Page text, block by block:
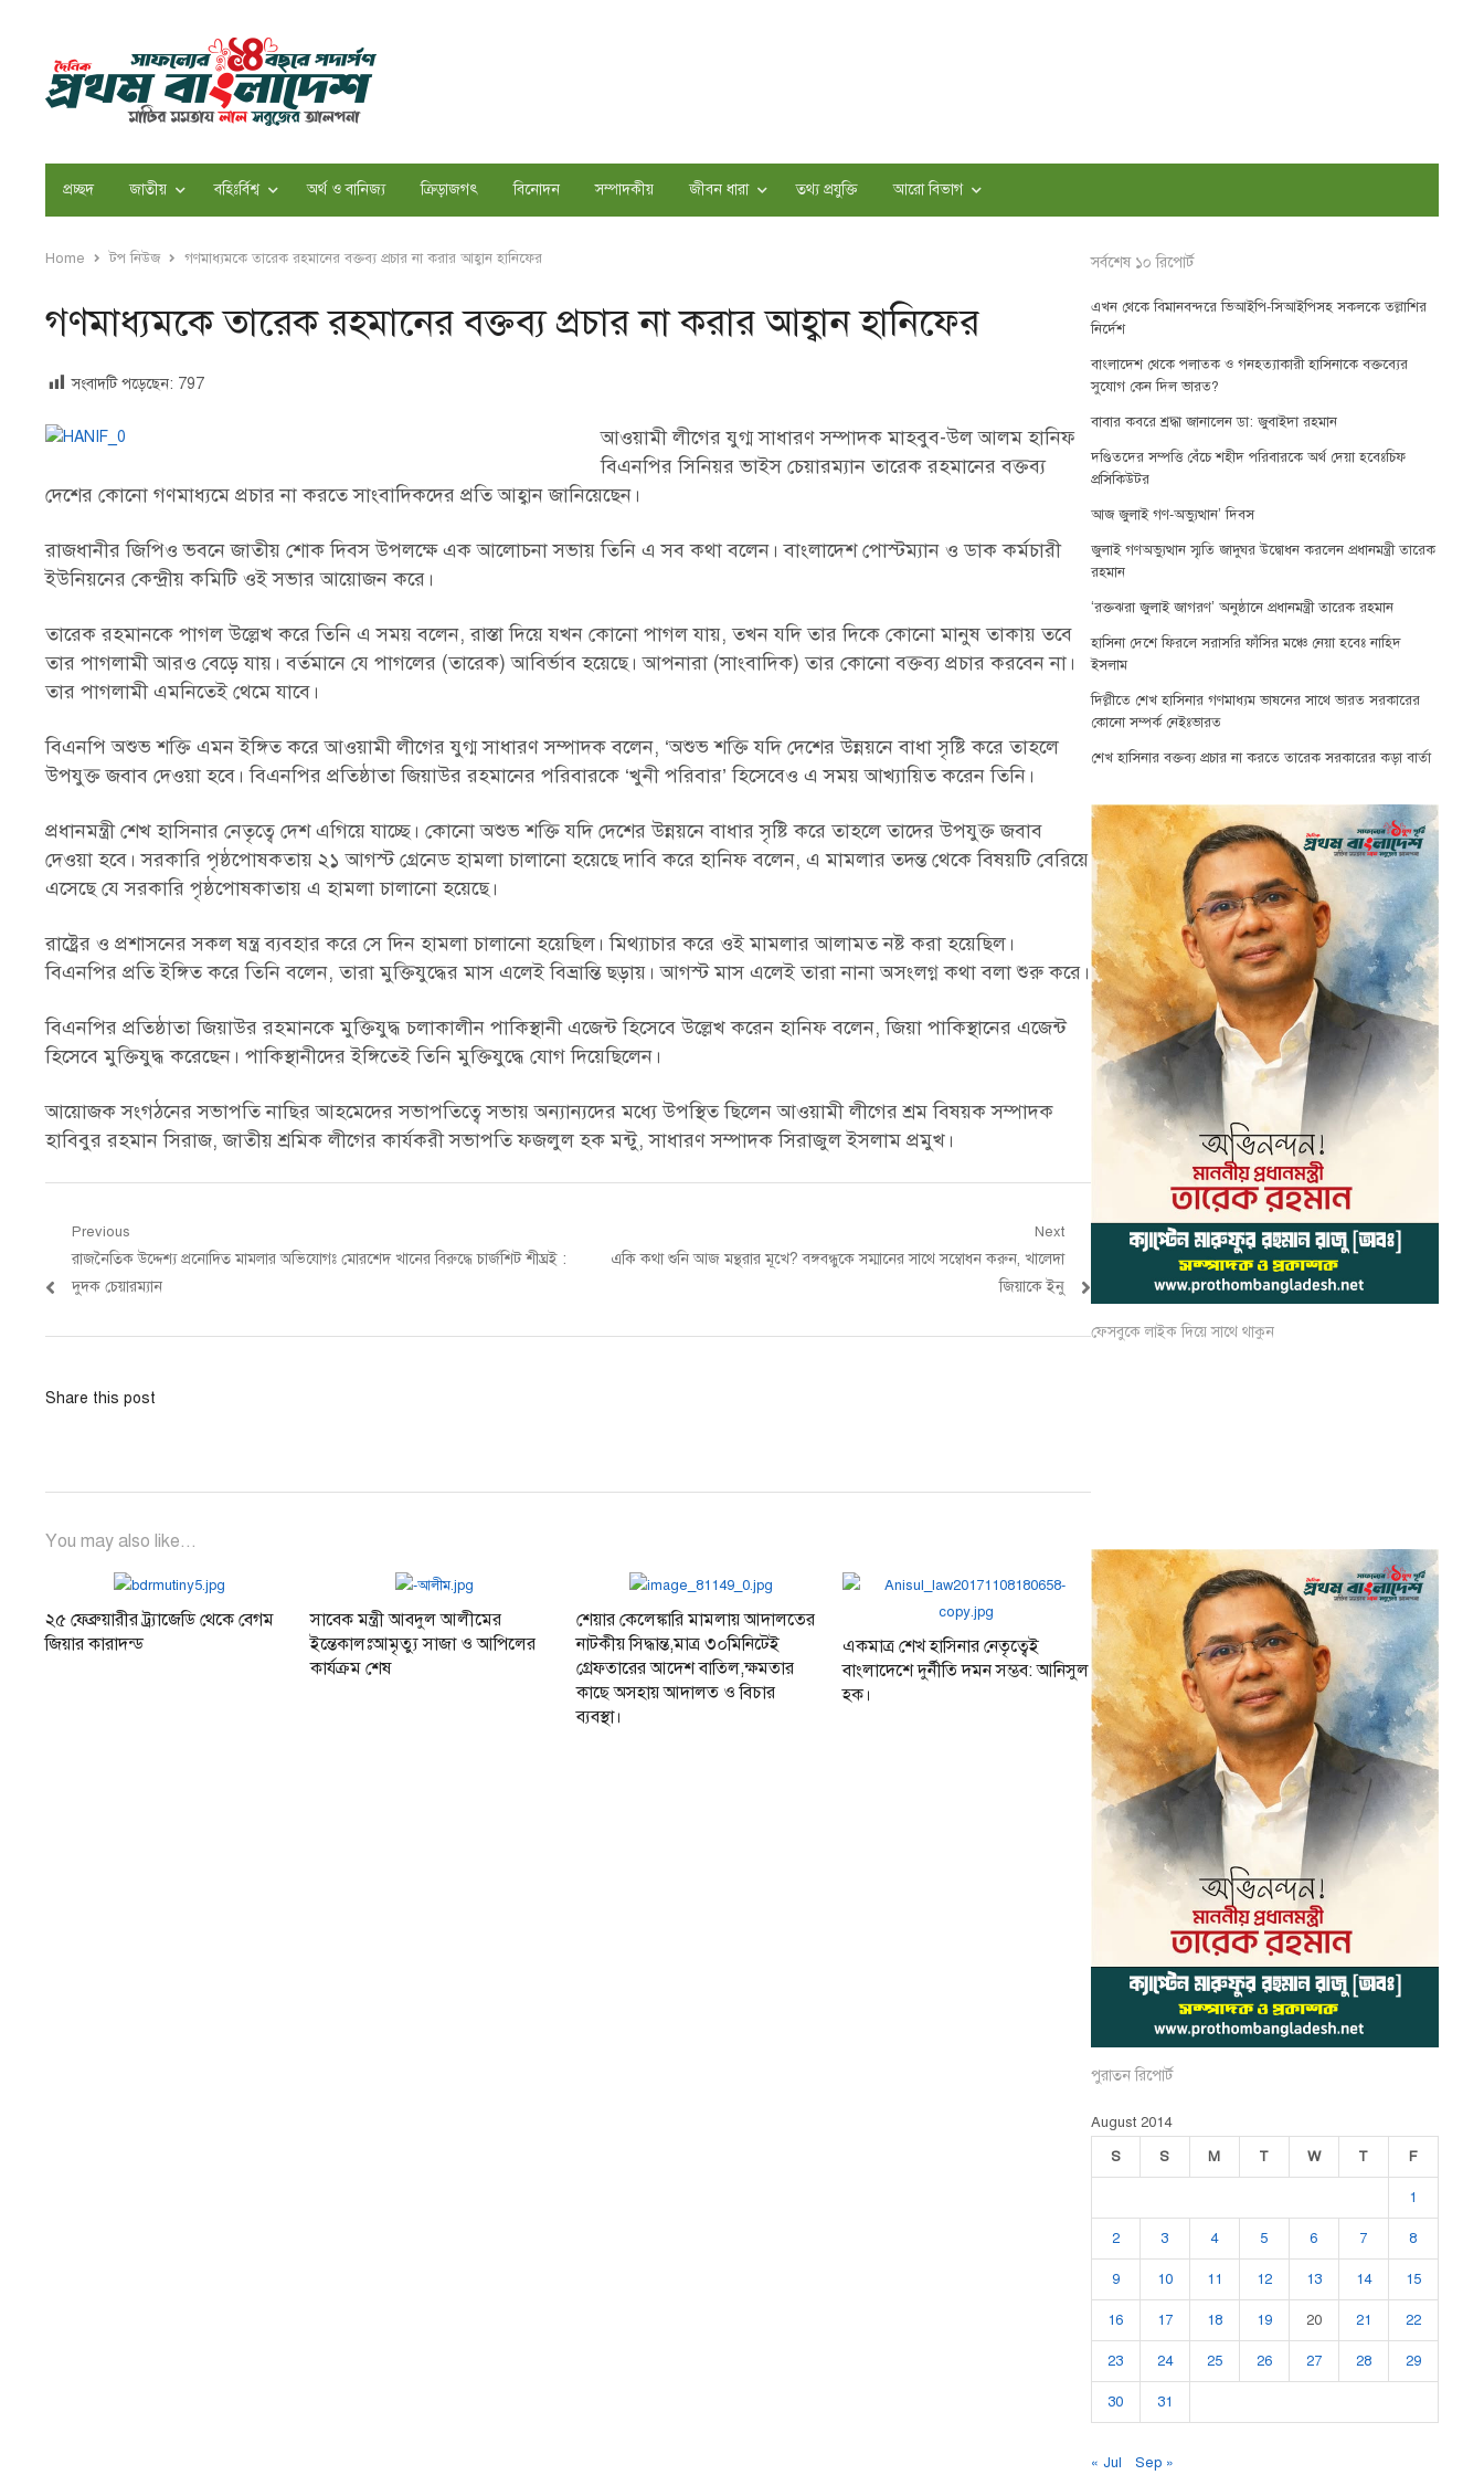
প্রচ্ছদ জাতীয় বহিঃর্বিশ্ব অর্থ ও বানিজ্য ক্রিড়াজগৎ বিনোদন সম্পাদকীয় জীবন ধারা তথ্য প্রযুক্তি আরো বিভাগ
Home টপ নিউজ গণমাধ্যমকে তারেক রহমানের বক্তব্য প্রচার না করার আহ্বান হানিফের
গণমাধ্যমকে তারেক রহমানের বক্তব্য প্রচার না করার আহ্বান হানিফের
সংবাদটি পড়েছেন: 797
আওয়ামী লীগের যুগ্ম সাধারণ সম্পাদক মাহবুব-উল আলম হানিফ
বিএনপির সিনিয়র ভাইস চেয়ারম্যান তারেক রহমানের বক্তব্য
দেশের কোনো গণমাধ্যমে প্রচার না করতে সাংবাদিকদের প্রতি আহ্বান জানিয়েছেন।
রাজধানীর জিপিও ভবনে জাতীয় শোক দিবস উপলক্ষে এক আলোচনা সভায় তিনি এ সব কথা বলেন। বাংলাদেশ পোস্টম্যান ও ডাক কর্মচারী
ইউনিয়নের কেন্দ্রীয় কমিটি ওই সভার আয়োজন করে।
তারেক রহমানকে পাগল উল্লেখ করে তিনি এ সময় বলেন, রাস্তা দিয়ে যখন কোনো পাগল যায়, তখন যদি তার দিকে কোনো মানুষ তাকায় তবে
তার পাগলামী আরও বেড়ে যায়। বর্তমানে যে পাগলের (তারেক) আবির্ভাব হয়েছে। আপনারা (সাংবাদিক) তার কোনো বক্তব্য প্রচার করবেন না।
তার পাগলামী এমনিতেই থেমে যাবে।
বিএনপি অশুভ শক্তি এমন ইঙ্গিত করে আওয়ামী লীগের যুগ্ম সাধারণ সম্পাদক বলেন, ‘অশুভ শক্তি যদি দেশের উন্নয়নে বাধা সৃষ্টি করে তাহলে
উপযুক্ত জবাব দেওয়া হবে। বিএনপির প্রতিষ্ঠাতা জিয়াউর রহমানের পরিবারকে ‘খুনী পরিবার’ হিসেবেও এ সময় আখ্যায়িত করেন তিনি।
প্রধানমন্ত্রী শেখ হাসিনার নেতৃত্বে দেশ এগিয়ে যাচ্ছে। কোনো অশুভ শক্তি যদি দেশের উন্নয়নে বাধার সৃষ্টি করে তাহলে তাদের উপযুক্ত জবাব
দেওয়া হবে। সরকারি পৃষ্ঠপোষকতায় ২১ আগস্ট গ্রেনেড হামলা চালানো হয়েছে দাবি করে হানিফ বলেন, এ মামলার তদন্ত থেকে বিষয়টি বেরিয়ে
এসেছে যে সরকারি পৃষ্ঠপোষকাতায় এ হামলা চালানো হয়েছে।
রাষ্ট্রের ও প্রশাসনের সকল ষন্ত্র ব্যবহার করে সে দিন হামলা চালানো হয়েছিল। মিথ্যাচার করে ওই মামলার আলামত নষ্ট করা হয়েছিল।
বিএনপির প্রতি ইঙ্গিত করে তিনি বলেন, তারা মুক্তিযুদ্ধের মাস এলেই বিভ্রান্তি ছড়ায়। আগস্ট মাস এলেই তারা নানা অসংলগ্ন কথা বলা শুরু করে।
বিএনপির প্রতিষ্ঠাতা জিয়াউর রহমানকে মুক্তিযুদ্ধ চলাকালীন পাকিস্থানী এজেন্ট হিসেবে উল্লেখ করেন হানিফ বলেন, জিয়া পাকিস্থানের এজেন্ট
হিসেবে মুক্তিযুদ্ধ করেছেন। পাকিস্থানীদের ইঙ্গিতেই তিনি মুক্তিযুদ্ধে যোগ দিয়েছিলেন।
আয়োজক সংগঠনের সভাপতি নাছির আহমেদের সভাপতিত্বে সভায় অন্যান্যদের মধ্যে উপস্থিত ছিলেন আওয়ামী লীগের শ্রম বিষয়ক সম্পাদক
হাবিবুর রহমান সিরাজ, জাতীয় শ্রমিক লীগের কার্যকরী সভাপতি ফজলুল হক মন্টু, সাধারণ সম্পাদক সিরাজুল ইসলাম প্রমুখ।
Post
navigation
Previous
Previous
post:
রাজনৈতিক উদ্দেশ্য প্রনোদিত মামলার অভিযোগঃ মোরশেদ খানের বিরুদ্ধে চার্জশিট শীঘ্রই :
দুদক চেয়ারম্যান
Next
Next
একি কথা শুনি আজ মন্থরার মূখে? বঙ্গবন্ধুকে সম্মানের সাথে সম্বোধন করুন, খালেদা
জিয়াকে ইনু
Share this post
You may also like...
২৫ ফেব্রুয়ারীর ট্র্যাজেডি থেকে বেগম
জিয়ার কারাদন্ড
সাবেক মন্ত্রী আবদুল আলীমের
ইন্তেকালঃআমৃত্যু সাজা ও আপিলের
কার্যক্রম শেষ
শেয়ার কেলেঙ্কারি মামলায় আদালতের
নাটকীয় সিদ্ধান্ত,মাত্র ৩০মিনিটেই
গ্রেফতারের আদেশ বাতিল,ক্ষমতার
কাছে অসহায় আদালত ও বিচার
ব্যবস্থা।
একমাত্র শেখ হাসিনার নেতৃত্বেই
বাংলাদেশে দুর্নীতি দমন সম্ভব: আনিসুল
হক।
সর্বশেষ ১০ রিপোর্ট
এখন থেকে বিমানবন্দরে ভিআইপি-সিআইপিসহ সকলকে তল্লাশির
নির্দেশ
বাংলাদেশ থেকে পলাতক ও গনহত্যাকারী হাসিনাকে বক্তব্যের
সুযোগ কেন দিল ভারত?
বাবার কবরে শ্রদ্ধা জানালেন ডা: জুবাইদা রহমান
দণ্ডিতদের সম্পত্তি বেঁচে শহীদ পরিবারকে অর্থ দেয়া হবেঃচিফ
প্রসিকিউটর
আজ জুলাই গণ-অভ্যুত্থান’ দিবস
জুলাই গণঅভ্যুত্থান স্মৃতি জাদুঘর উদ্বোধন করলেন প্রধানমন্ত্রী তারেক
রহমান
‘রক্তঝরা জুলাই জাগরণ’ অনুষ্ঠানে প্রধানমন্ত্রী তারেক রহমান
হাসিনা দেশে ফিরলে সরাসরি ফাঁসির মঞ্চে নেয়া হবেঃ নাহিদ
ইসলাম
দিল্লীতে শেখ হাসিনার গণমাধ্যম ভাষনের সাথে ভারত সরকারের
কোনো সম্পর্ক নেইঃভারত
শেখ হাসিনার বক্তব্য প্রচার না করতে তারেক সরকারের কড়া বার্তা
ফেসবুকে লাইক দিয়ে সাথে থাকুন
পুরাতন রিপোর্ট
August 2014
S
S M T W T F
1
2 3 4 5 6 7 8
9 10 11 12 13 14 15
16 17 18 19 20 21 22
23 24 25 26 27 28 29
30 31
« Jul Sep »